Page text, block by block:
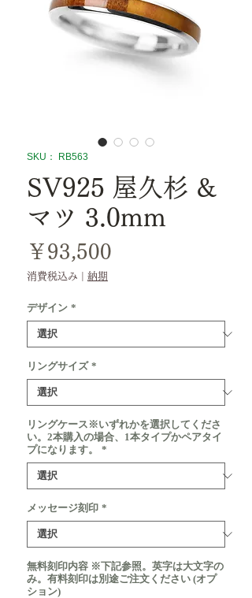
SKU： RB563
SV925 屋久杉 &
マツ 3.0mm
￥93,500
消費税込み 納期
デザイン *
リングサイズ *
リングケース※いずれかを選択してくださ
い。2本購入の場合、1本タイプかペアタイ
プになります。
*
メッセージ刻印 *
無料刻印内容 ※下記参照。英字は大文字の
み。有料刻印は別途ご注文ください (オプ
ション)